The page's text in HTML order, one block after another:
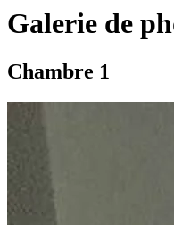
Galerie de
Chambre 1